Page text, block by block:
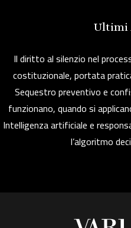
Ultimi
Il diritto al silenzio nel
costituzionale, portata
Sequestro preventivo e
funzionano, quando si
Intelligenza artificiale e
l’algoritmo